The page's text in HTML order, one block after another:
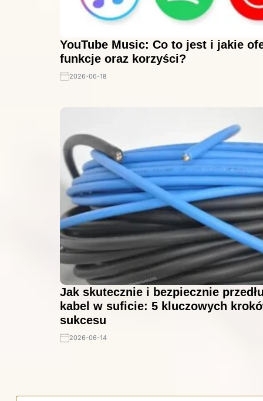
YouTube Music: Co to jest i jakie
funkcje oraz korzyści?
2026-06-18
Jak skutecznie i bezpiecznie
kabel w suficie: 5 kluczowych
sukcesu
2026-06-14